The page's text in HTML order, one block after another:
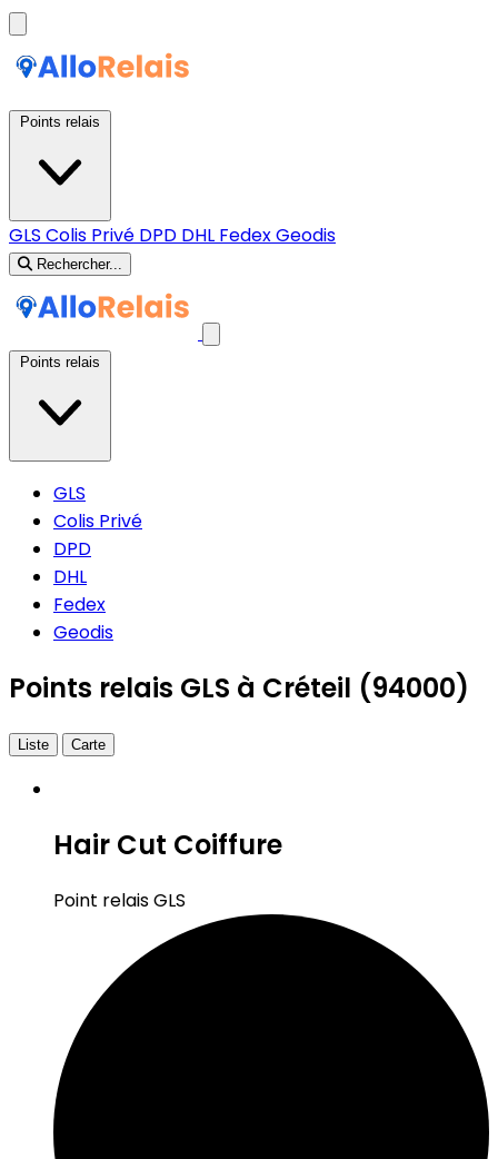
GLS Colis Privé DPD DHL FedexGeodis
Rechercher...
GLS
Colis Privé
DPD
DHL
Fedex
Geodis
Points relais GLS à Créteil (94000)
Liste Carte
Hair Cut Coiffure
Point relais GLS